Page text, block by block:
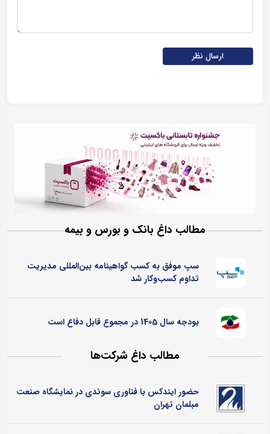
ارسال نظر
مطالب داغ بانک و بورس و بیمه
سپ موفق به کسب گواهینامه بین‌المللی مدیریت
تداوم کسب‌و‌کار شد
بودجه سال 1405 در مجموع قابل دفاع است
مطالب داغ شرکت‌ها
حضور ایندکس با فناوری سوئدی در نمایشگاه صنعت
مبلمان تهران